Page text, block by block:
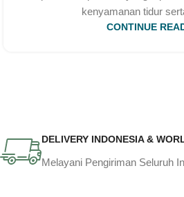
kenyamanan tidur
CONTINUE
DELIVERY INDONESIA &
Melayani Pengiriman Seluruh